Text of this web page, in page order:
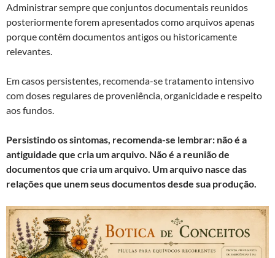
Administrar sempre que conjuntos documentais reunidos
posteriormente forem apresentados como arquivos apenas
porque contêm documentos antigos ou historicamente
relevantes.
Em casos persistentes, recomenda-se tratamento intensivo
com doses regulares de proveniência, organicidade e respeito
aos fundos.
Persistindo os sintomas, recomenda-se lembrar: não é a
antiguidade que cria um arquivo. Não é a reunião de
documentos que cria um arquivo. Um arquivo nasce das
relações que unem seus documentos desde sua produção.